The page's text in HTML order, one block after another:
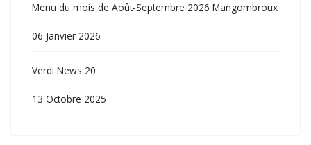
Menu du mois de Août-Septembre 2026 Mangombroux
06 Janvier 2026
Verdi News 20
13 Octobre 2025